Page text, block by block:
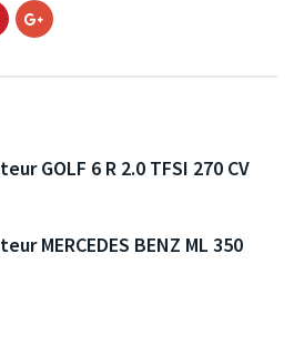
GOLF 6 R 2.0 TFSI 270 CV
MERCEDES BENZ ML 350